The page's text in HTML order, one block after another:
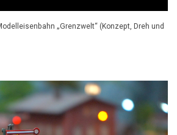
„Grenzwelt“ (Konzept, Dreh und